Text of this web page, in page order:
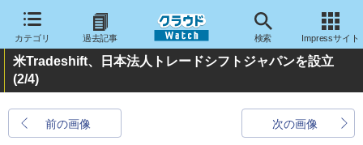
カテゴリ 過去記事 検索 Impressサイト
米Tradeshift、日本法人トレードシフトジャパンを設立
(2/4)
前の画像 次の画像